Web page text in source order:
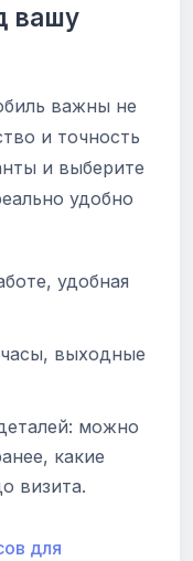
вашу
важны не
и точность
и выберите
удобно
удобная
выходные
можно
какие
визита.
для